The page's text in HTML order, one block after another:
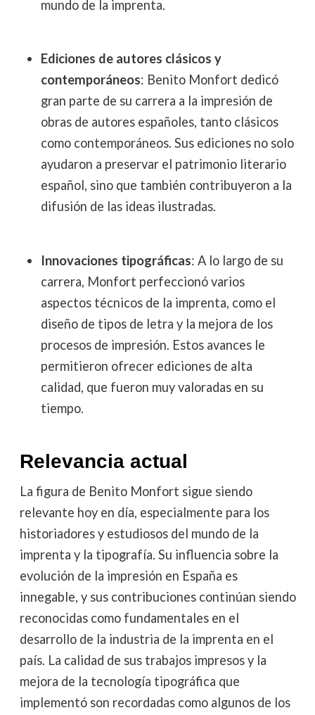
mundo de la imprenta.
Ediciones de autores clásicos y
contemporáneos: Benito Monfort dedicó
gran parte de su carrera a la impresión de
obras de autores españoles, tanto clásicos
como contemporáneos. Sus ediciones no solo
ayudaron a preservar el patrimonio literario
español, sino que también contribuyeron a la
difusión de las ideas ilustradas.
Innovaciones tipográficas: A lo largo de su
carrera, Monfort perfeccionó varios
aspectos técnicos de la imprenta, como el
diseño de tipos de letra y la mejora de los
procesos de impresión. Estos avances le
permitieron ofrecer ediciones de alta
calidad, que fueron muy valoradas en su
tiempo.
Relevancia actual
La figura de Benito Monfort sigue siendo
relevante hoy en día, especialmente para los
historiadores y estudiosos del mundo de la
imprenta y la tipografía. Su influencia sobre la
evolución de la impresión en España es
innegable, y sus contribuciones continúan siendo
reconocidas como fundamentales en el
desarrollo de la industria de la imprenta en el
país. La calidad de sus trabajos impresos y la
mejora de la tecnología tipográfica que
implementó son recordadas como algunos de los